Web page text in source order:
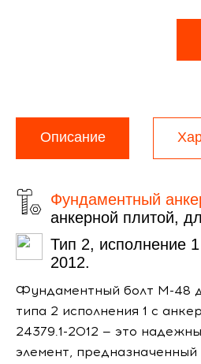
Описание
Фундаментный
анкерной плитой,
Тип 2, исполнение
2012.
Фундаментный болт М-48
типа 2 исполнения 1 с
24379.1-2012 — это
элемент,